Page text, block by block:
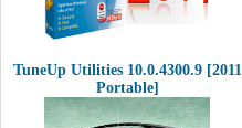
TuneUp Utilities 10.0.4300.9 [2011
Portable]